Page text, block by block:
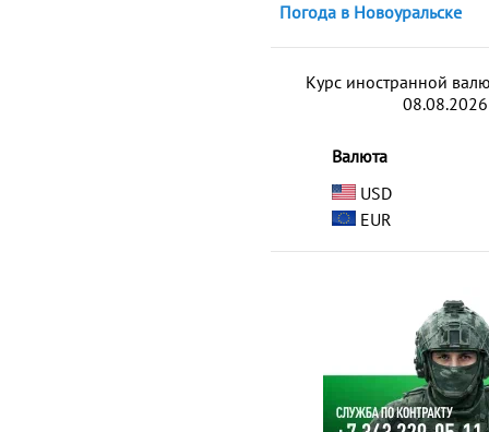
Погода в Новоуральске
Курс иностранной
08.08.2026
Валюта
USD
EUR